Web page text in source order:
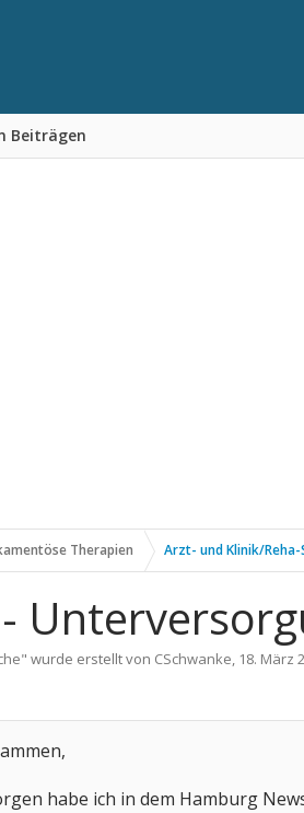
Beiträgen
Therapien Arzt- und Klinik/Reha-
" wurde erstellt von CSchwanke, 18. März
habe ich in dem Hamburg